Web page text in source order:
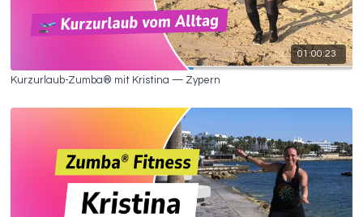
01:00:23
Kurzurlaub-Zumba® mit Kristina — Zypern